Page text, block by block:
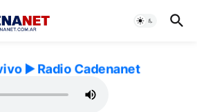
▶️ Radio Cadenanet